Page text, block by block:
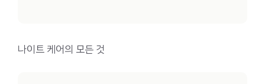
나이트 케어의 모든 것